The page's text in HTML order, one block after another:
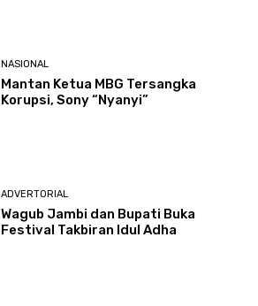
NASIONAL
Mantan Ketua MBG Tersangka
Korupsi, Sony “Nyanyi”
ADVERTORIAL
Wagub Jambi dan Bupati Buka
Festival Takbiran Idul Adha